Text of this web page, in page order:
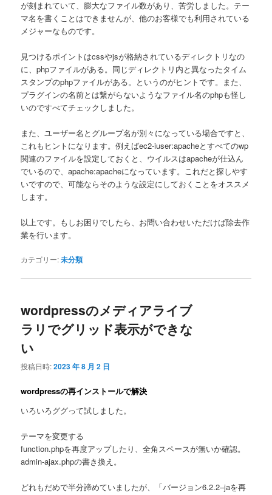
が刻まれていて、膨大なファイル数があり、苦労しました。テー
マ名を書くことはできませんが、他のお客様でも利用されている
メジャーなものです。
見つけるポイントはcssやjsが格納されているディレクトリなの
に、phpファイルがある。同じディレクトリ内と異なったタイム
スタンプのphpファイルがある。というのがヒントです。また、
プラグインの名前とは繋がらないようなファイル名のphpも怪し
いのですべてチェックしました。
また、ユーザー名とグループ名が別々になっている場合ですと、
これもヒントになります。例えばec2-iuser:apacheとすべてのwp
関連のファイルを設定しておくと、ウイルスはapacheが仕込ん
でいるので、apache:apacheになっています。これだと探しやす
いですので、可能ならそのような設定にしておくことをオススメ
します。
以上です。もしお困りでしたら、お問い合わせいただけば除去作
業を行います。
カテゴリー:未分類
wordpressのメディアライブ
ラリでグリッド表示ができな
い
投稿日時:2023 年 8 月 2 日
wordpressの再インストールで解決
いろいろググって試しました。
テーマを変更する
function.phpを再度アップしたり、全角スペースが無いか確認。
admin-ajax.phpの書き換え。
どれもだめで半分諦めていましたが、「バージョン6.2.2–jaを再